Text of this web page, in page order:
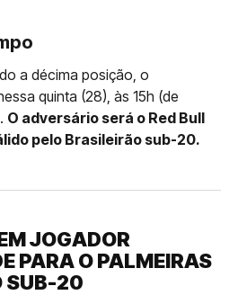
a décima posição, o
quinta (28), às 15h (de
O adversário será o Red Bull
pelo Brasileirão sub-20.
JOGADOR
PARA O PALMEIRAS
SUB-20